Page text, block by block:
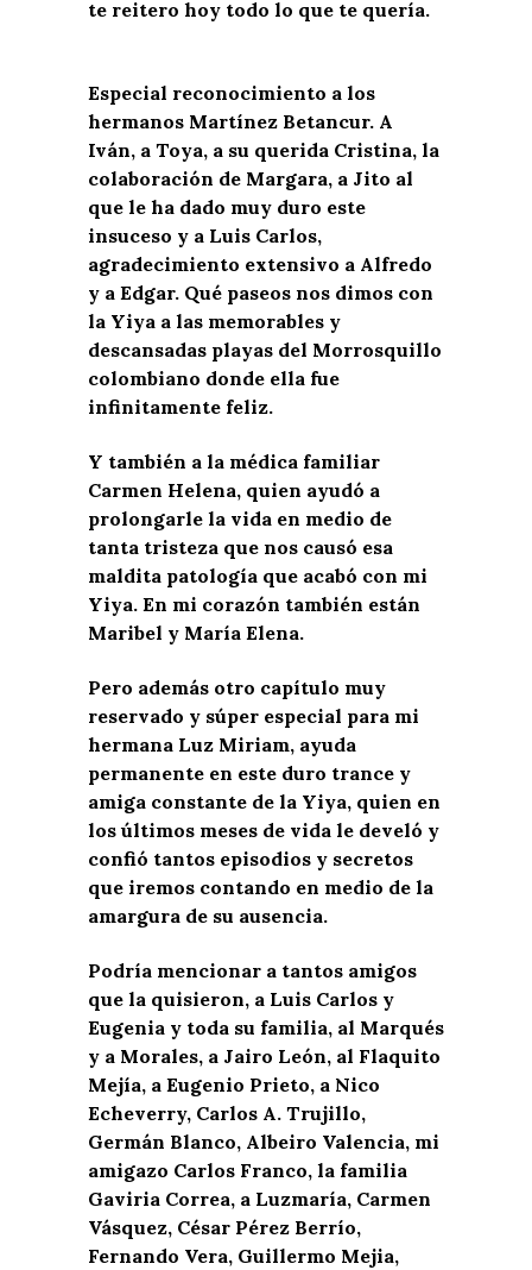
te reitero hoy todo lo que te quería.
Especial reconocimiento a los
hermanos Martínez Betancur. A
Iván, a Toya, a su querida Cristina, la
colaboración de Margara, a Jito al
que le ha dado muy duro este
insuceso y a Luis Carlos,
agradecimiento extensivo a Alfredo
y a Edgar. Qué paseos nos dimos con
la Yiya a las memorables y
descansadas playas del Morrosquillo
colombiano donde ella fue
infinitamente feliz.
Y también a la médica familiar
Carmen Helena, quien ayudó a
prolongarle la vida en medio de
tanta tristeza que nos causó esa
maldita patología que acabó con mi
Yiya. En mi corazón también están
Maribel y María Elena.
Pero además otro capítulo muy
reservado y súper especial para mi
hermana Luz Miriam, ayuda
permanente en este duro trance y
amiga constante de la Yiya, quien en
los últimos meses de vida le develó y
confió tantos episodios y secretos
que iremos contando en medio de la
amargura de su ausencia.
Podría mencionar a tantos amigos
que la quisieron, a Luis Carlos y
Eugenia y toda su familia, al Marqués
y a Morales, a Jairo León, al Flaquito
Mejía, a Eugenio Prieto, a Nico
Echeverry, Carlos A. Trujillo,
Germán Blanco, Albeiro Valencia, mi
amigazo Carlos Franco, la familia
Gaviria Correa, a Luzmaría, Carmen
Vásquez, César Pérez Berrío,
Fernando Vera, Guillermo Mejia,